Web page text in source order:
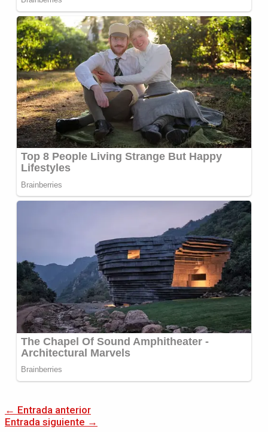
← Entrada anterior
Entrada siguiente →